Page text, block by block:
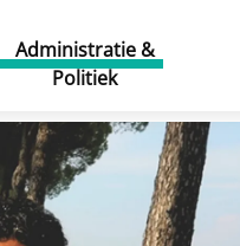
Administratie &
Politiek